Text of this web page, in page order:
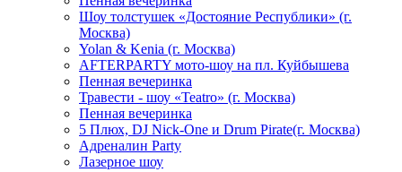
Шоу толстушек «Достояние Республики» (г.
Москва)
Yolan & Kenia (г. Москва)
AFTERPARTY мото-шоу на пл. Куйбышева
Пенная вечеринка
Травести - шоу «Teatro» (г. Москва)
Пенная вечеринка
5 Плюх, DJ Nick-One и Drum Pirate(г. Москва)
Адреналин Party
Лазерное шоу